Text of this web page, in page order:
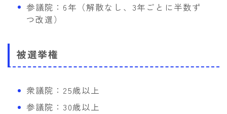
参議院：6年（解散なし、3年ごとに半数ず
つ改選）
被選挙権
衆議院：25歳以上
参議院：30歳以上